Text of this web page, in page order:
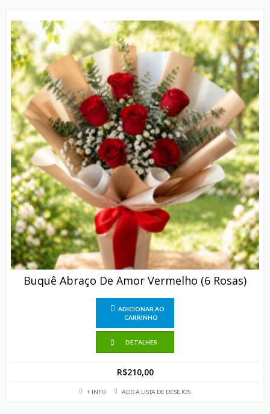
Buquê Abraço De Amor Vermelho (6 Rosas)
ADICIONAR AO
CARRINHO
DETALHES
R$210,00
+ INFO ADD A LISTA DE DESEJOS